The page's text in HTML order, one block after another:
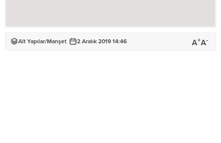
Alt Yapılar/Manşet 2 Aralık 2019 14:46 A+A-